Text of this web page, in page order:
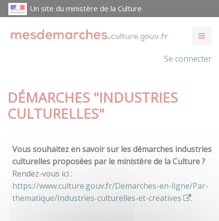
Un site du ministère de la Culture
Se connecter
DÉMARCHES "INDUSTRIES
CULTURELLES"
Vous souhaitez en savoir sur les démarches industries
culturelles proposées par le ministère de la Culture ?
Rendez-vous ici :
https://www.culture.gouv.fr/Demarches-en-ligne/Par-
thematique/Industries-culturelles-et-creatives
.